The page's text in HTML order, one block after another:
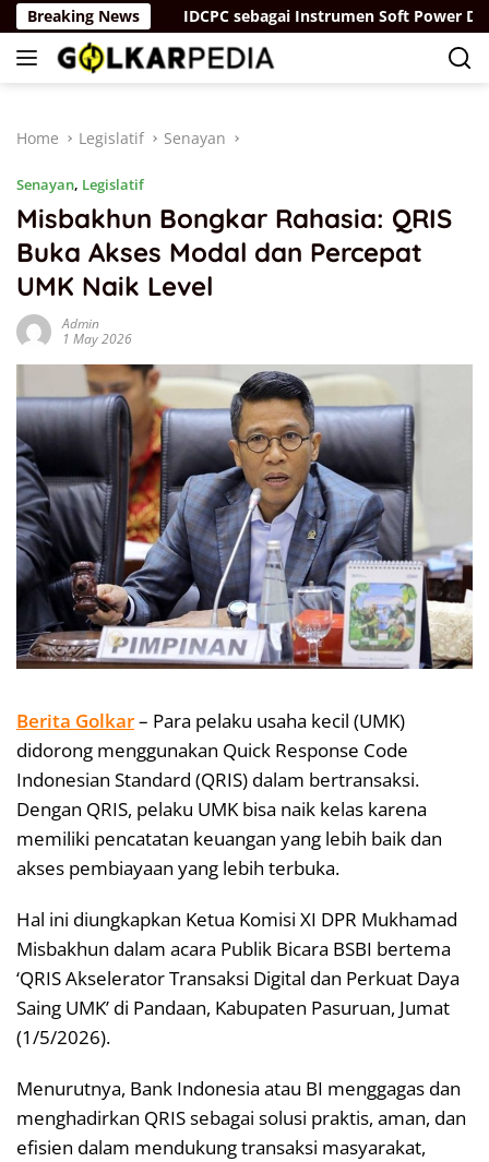
Skip
to
content
Breaking News
“Parah” IDCPC sebagai Instrumen Soft Power
Home Legislatif Senayan
Senayan, Legislatif
Misbakhun Bongkar Rahasia: QRIS
Buka Akses Modal dan Percepat
UMK Naik Level
Admin
1 May 2026
Berita Golkar– Para pelaku usaha kecil (UMK)
didorong menggunakan Quick Response Code
Indonesian Standard (QRIS) dalam bertransaksi.
Dengan QRIS, pelaku UMK bisa naik kelas karena
memiliki pencatatan keuangan yang lebih baik dan
akses pembiayaan yang lebih terbuka.
Hal ini diungkapkan Ketua Komisi XI DPR Mukhamad
Misbakhun dalam acara Publik Bicara BSBI bertema
‘QRIS Akselerator Transaksi Digital dan Perkuat Daya
Saing UMK’ di Pandaan, Kabupaten Pasuruan, Jumat
(1/5/2026).
Menurutnya, Bank Indonesia atau BI menggagas dan
menghadirkan QRIS sebagai solusi praktis, aman, dan
efisien dalam mendukung transaksi masyarakat,